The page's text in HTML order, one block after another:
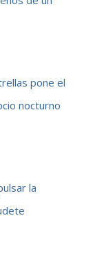
pone el
nocturno
la